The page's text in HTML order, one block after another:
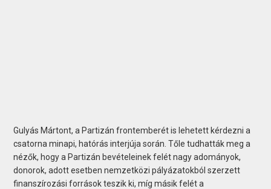
Gulyás Mártont, a Partizán frontemberét is lehetett kérdezni a
csatorna minapi, hatórás interjúja során. Tőle tudhatták meg a
nézők, hogy a Partizán bevételeinek felét nagy adományok,
donorok, adott esetben nemzetközi pályázatokból szerzett
finanszírozási források teszik ki, míg másik felét a